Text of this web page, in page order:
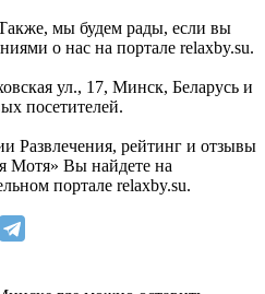
мы будем рады, если вы
о нас на портале relaxby.su.
ул., 17, Минск, Беларусь и
посетителей.
Развлечения, рейтинг и отзывы
Мотя» Вы найдете на
портале relaxby.su.